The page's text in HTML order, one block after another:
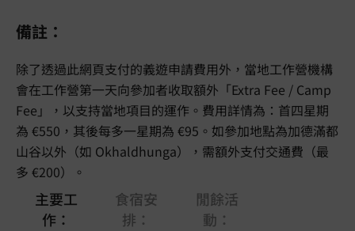
備註：
除了透過此網頁支付的義遊申請費用外，當地工作營機構
會在工作營第一天向參加者收取額外「Extra Fee / Camp
Fee」，以支持當地項目的運作。費用詳情為：首四星期
為 €550，其後每多一星期為 €95。如參加地點為加德滿都
山谷以外（如 Okhaldhunga），需額外支付交通費（最
多 €200）。
主要工
作：
食宿安
排：
閒餘活
動：